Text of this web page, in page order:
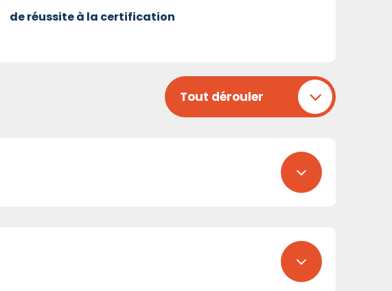
de réussite à la certification
Tout dérouler